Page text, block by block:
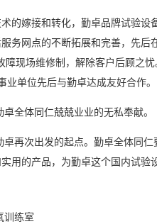
嫁接和转化，勤卓品牌试验设
务网点的不断拓展和完善，先后
现场维修制，解除客户后顾之
业单位先后与勤卓达成友好合作。
全体同仁兢兢业业的无私奉献。
再次出发的起点。勤卓全体同仁
用的产品，为勤卓这个国内试验
训练室